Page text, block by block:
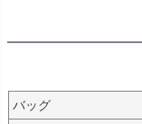
バッグ